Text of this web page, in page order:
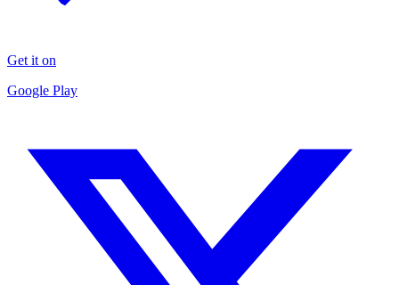
Get it on
Google Play